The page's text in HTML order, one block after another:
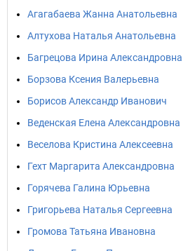
Агагабаева Жанна Анатольевна
Алтухова Наталья Анатольевна
Багрецова Ирина Александровна
Борзова Ксения Валерьевна
Борисов Александр Иванович
Веденская Елена Александровна
Веселова Кристина Алексеевна
Гехт Маргарита Александровна
Горячева Галина Юрьевна
Григорьева Наталья Сергеевна
Громова Татьяна Ивановна